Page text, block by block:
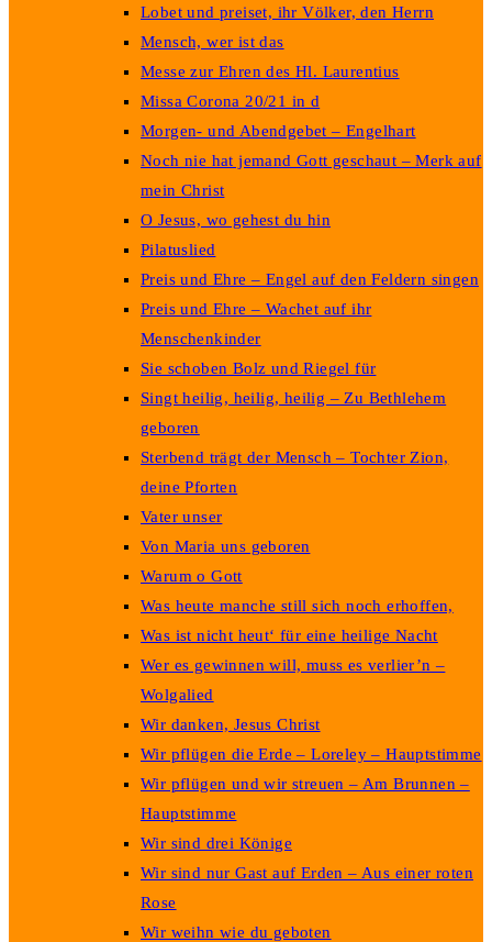
Lobet und preiset, ihr Völker, den Herrn
Mensch, wer ist das
Messe zur Ehren des Hl. Laurentius
Missa Corona 20/21 in d
Morgen- und Abendgebet – Engelhart
Noch nie hat jemand Gott geschaut – Merk auf
mein Christ
O Jesus, wo gehest du hin
Pilatuslied
Preis und Ehre – Engel auf den Feldern singen
Preis und Ehre – Wachet auf ihr
Menschenkinder
Sie schoben Bolz und Riegel für
Singt heilig, heilig, heilig – Zu Bethlehem
geboren
Sterbend trägt der Mensch – Tochter Zion,
deine Pforten
Vater unser
Von Maria uns geboren
Warum o Gott
Was heute manche still sich noch erhoffen,
Was ist nicht heut‘ für eine heilige Nacht
Wer es gewinnen will, muss es verlier’n –
Wolgalied
Wir danken, Jesus Christ
Wir pflügen die Erde – Loreley – Hauptstimme
Wir pflügen und wir streuen – Am Brunnen –
Hauptstimme
Wir sind drei Könige
Wir sind nur Gast auf Erden – Aus einer roten
Rose
Wir weihn wie du geboten